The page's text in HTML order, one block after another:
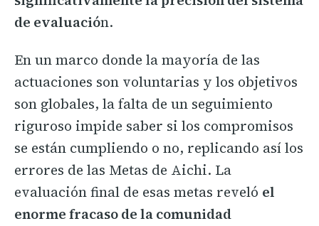
de evaluación.
En un marco donde la mayoría de las
actuaciones son voluntarias y los objetivos
son globales, la falta de un seguimiento
riguroso impide saber si los compromisos
se están cumpliendo o no, replicando así los
errores de las Metas de Aichi. La
evaluación final de esas metas reveló el
enorme fracaso de la comunidad